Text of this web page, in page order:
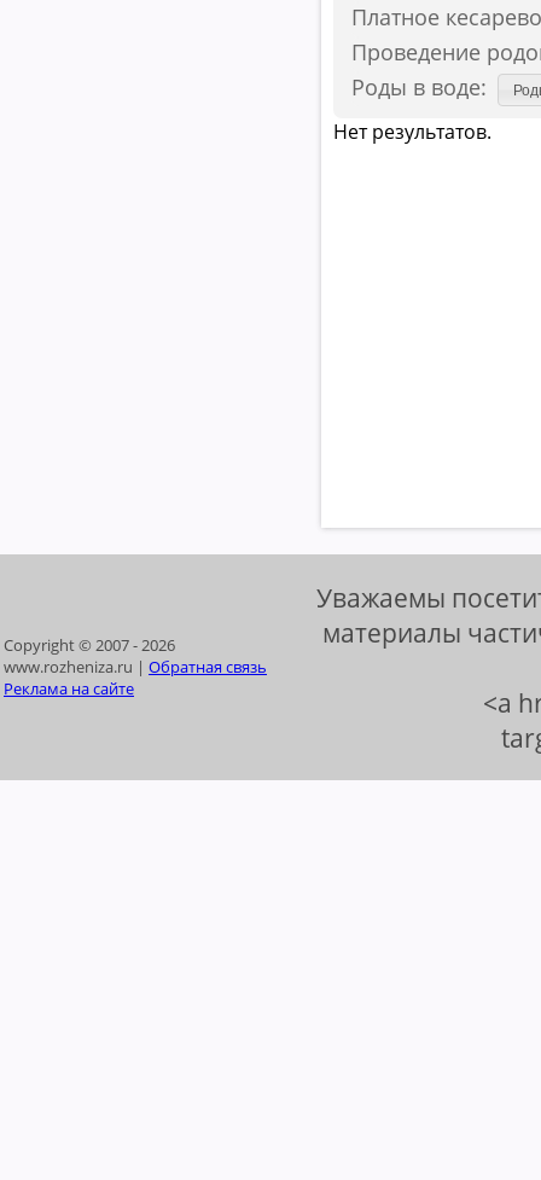
Платное
Проведение
Роды в воде:
Нет результатов.
Copyright © 2007 -2026
www.rozheniza.ru | Обратная связь
Реклама на сайте
Уважаемы
материалы
<a